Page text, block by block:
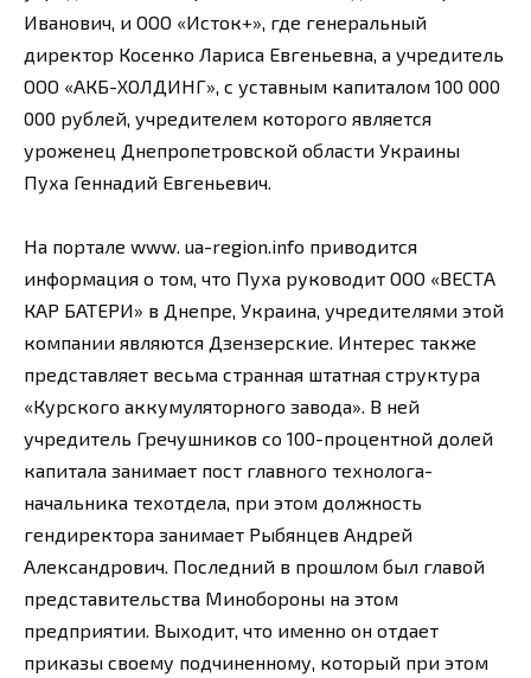
Иванович, и ООО «Исток+», где генеральный
директор Косенко Лариса Евгеньевна, а учредитель
ООО «АКБ-ХОЛДИНГ», с уставным капиталом 100 000
000 рублей, учредителем которого является
уроженец Днепропетровской области Украины
Пуха Геннадий Евгеньевич.
На портале www. ua-region.info приводится
информация о том, что Пуха руководит ООО «ВЕСТА
КАР БАТЕРИ» в Днепре, Украина, учредителями этой
компании являются Дзензерские. Интерес также
представляет весьма странная штатная структура
«Курского аккумуляторного завода». В ней
учредитель Гречушников со 100-процентной долей
капитала занимает пост главного технолога-
начальника техотдела, при этом должность
гендиректора занимает Рыбянцев Андрей
Александрович. Последний в прошлом был главой
представительства Минобороны на этом
предприятии. Выходит, что именно он отдает
приказы своему подчиненному, который при этом